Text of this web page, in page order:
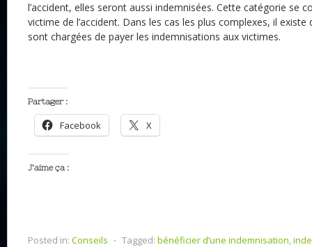
l’accident, elles seront aussi indemnisées. Cette catégorie se
victime de l’accident. Dans les cas les plus complexes, il existe
sont chargées de payer les indemnisations aux victimes.
Partager :
Facebook X
J’aime ça :
Posted in: Conseils ⋅ Tagged: bénéficier d’une indemnisation,